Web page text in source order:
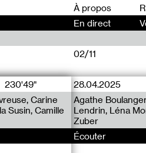
À propos
En direct
230'49"
Carine
Susin, Camille
02/11
28.04.2025
et
Agathe
Lendrin, Léna
Zuber
Écouter
18.04.2025
Boulanger,
Sapotille
Agathe
Thierry Sapotille,
Écouter